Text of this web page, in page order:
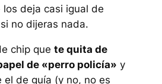
los deja casi igual de
no dijeras nada.
chip que te quita de
de «perro policía» y
el de guía (y no, no es